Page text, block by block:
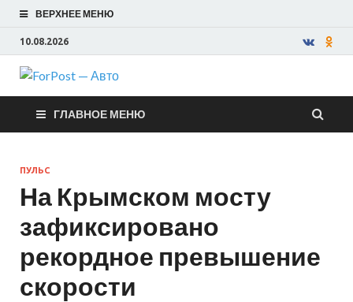
ВЕРХНЕЕ МЕНЮ
10.08.2026
ForPost —
Авто
ГЛАВНОЕ МЕНЮ
ПУЛЬС
На Крымском мосту
зафиксировано
рекордное превышение
скорости